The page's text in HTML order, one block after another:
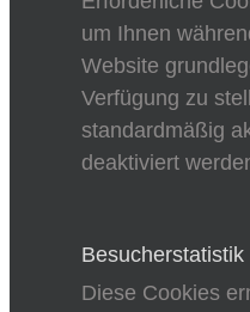
um Ihnen
Website
Verfügung zu
standardmäßig
deaktiviert
Besucherstatistik
Diese Cookies